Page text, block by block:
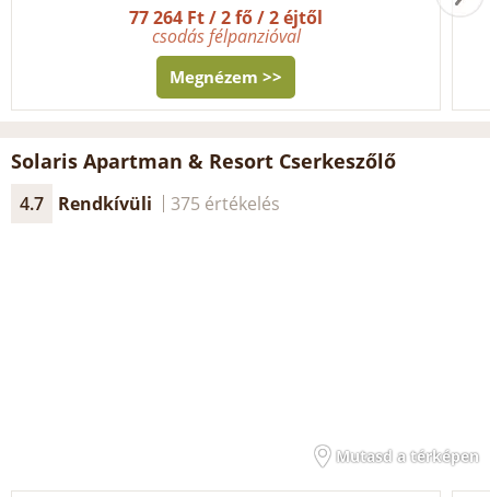
77 264 Ft / 2 fő / 2 éjtől
csodás félpanzióval
Megnézem >>
Solaris Apartman & Resort Cserkeszőlő
4.7 Rendkívüli 375 értékelés
Mutasd a térképen